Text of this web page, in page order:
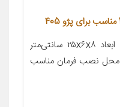
معرفی محصول جزئیات محصول ابعاد ۲۵x۶x۸ سانتی‌متر
وزن ۲۰۰ گرم تعداد در بسته‌بندی ۱ محل نصب فرمان مناسب